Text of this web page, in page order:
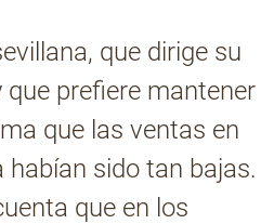
que dirige su
prefiere mantener
que las ventas en
sido tan bajas.
que en los